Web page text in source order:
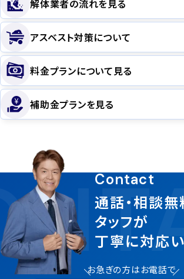
解体業者の流れを見る
アスベスト対策について
料金プランについて見る
補助金プランを見る
Contact
通話・相談無
タッフが
丁寧に対応
お急ぎの方はお電話で